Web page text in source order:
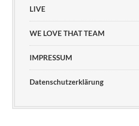
LIVE
WE LOVE THAT TEAM
IMPRESSUM
Datenschutzerklärung